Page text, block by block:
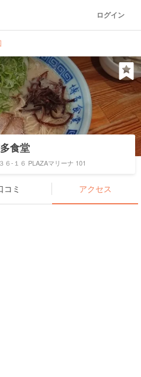
ログイン
食堂
６-１６ PLAZAマリーナ 101
コミ アクセス